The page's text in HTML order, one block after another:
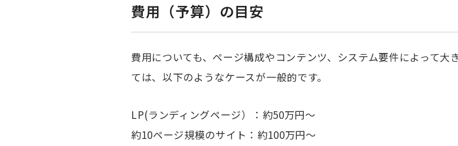
費用（予算）の目安
費用についても、ページ構成やコンテンツ、システム要件によって
ては、以下のようなケースが一般的です。
LP(ランディングページ）：約50万円〜
約10ページ規模のサイト：約100万円〜